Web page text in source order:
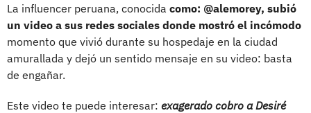
La influencer peruana, conocida como: @alemorey, subió
un video a sus redes sociales donde mostró el incómodo
momento que vivió durante su hospedaje en la ciudad
amurallada y dejó un sentido mensaje en su video: basta
de engañar.
Este video te puede interesar: exagerado cobro a Desiré